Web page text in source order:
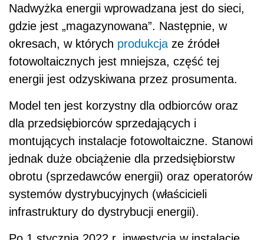
Nadwyżka energii wprowadzana jest do sieci,
gdzie jest „magazynowana”. Następnie, w
okresach, w których produkcja ze źródeł
fotowoltaicznych jest mniejsza, część tej
energii jest odzyskiwana przez prosumenta.
Model ten jest korzystny dla odbiorców oraz
dla przedsiębiorców sprzedających i
montujących instalacje fotowoltaiczne. Stanowi
jednak duże obciążenie dla przedsiębiorstw
obrotu (sprzedawców energii) oraz operatorów
systemów dystrybucyjnych (właścicieli
infrastruktury do dystrybucji energii).